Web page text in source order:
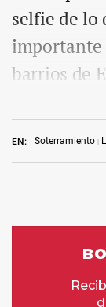
EN: Soterramiento
selfie de lo
importante
barrios de